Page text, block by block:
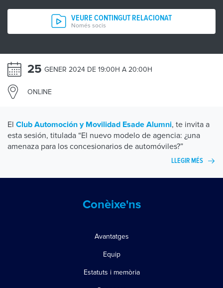
VEURE CONTINGUT RELACIONAT
Només socis
25 GENER 2024 DE 19:00H A 20:00H
ONLINE
El Club Automoción y Movilidad Esade Alumni, te invita a
esta sesión, titulada “El nuevo modelo de agencia: ¿una
amenaza para los concesionarios de automóviles?”
LLEGIR MÉS
Conèixe'ns
Avantatges
Equip
Estatuts i memòria